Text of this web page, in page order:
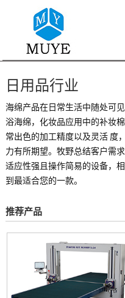
日用品行业
海绵产品在日常生活中随处可
浴海绵，化妆品应用中的补妆
常出色的加工精度以及灵活 度
力有所期望。牧野总结客户需
适应性强且操作简易的设备，
到最适合您的一款。
推荐产品